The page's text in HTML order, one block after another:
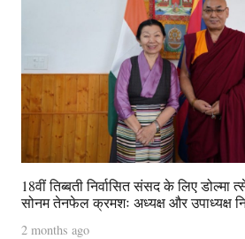
18वीं तिब्बती निर्वासित संसद के लिए
सोनम तेनफेल क्रमशः अध्यक्ष और उपाध्यक्ष
2 months ago